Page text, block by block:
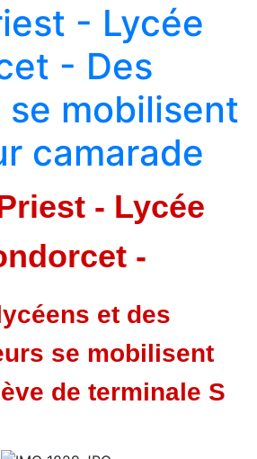
- Lycée
- Des
se mobilisent
camarade
- Lycée
-
et des
se mobilisent
de terminale S